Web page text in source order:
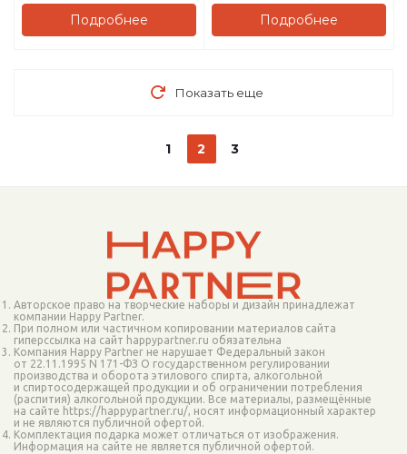
Подробнее Подробнее
Показать еще
1 2 3
Авторское право на творческие наборы и дизайн принадлежат
компании Happy Partner.
При полном или частичном копировании материалов сайта
гиперссылка на сайт happypartner.ru обязательна
Компания Happy Partner не нарушает Федеральный закон
от 22.11.1995 N 171-ФЗ О государственном регулировании
производства и оборота этилового спирта, алкогольной
и спиртосодержащей продукции и об ограничении потребления
(распития) алкогольной продукции. Все материалы, размещённые
на сайте https://happypartner.ru/, носят информационный характер
и не являются публичной офертой.
Комплектация подарка может отличаться от изображения.
Информация на сайте не является публичной офертой.